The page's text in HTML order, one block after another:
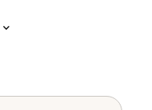
expand_more